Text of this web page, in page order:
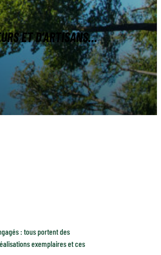
ET D’ARTISANS…
: tous portent des
exemplaires et ces